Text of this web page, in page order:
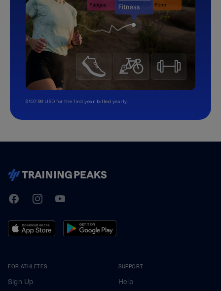
$107.99 USD for the first year, billed yearly.
TrainingPeaks
FacebookInstagramYoutube
FOR ATHLETES
Sign Up
SUPPORT
Help